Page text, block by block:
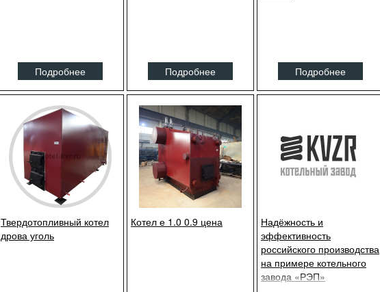
Подробнее Подробнее Подробнее
Твердотопливный котел
дрова уголь
Котел е 1.0 0.9 цена
Надёжность и
эффективность
российского производства
на примере котельного
завода «РЭП»